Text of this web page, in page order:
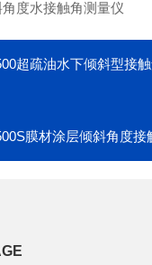
超疏油水下倾斜型接
膜材涂层倾斜角度接